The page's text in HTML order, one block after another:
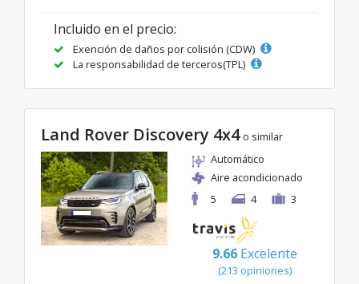
Incluido en el precio:
Exención de daños por colisión (CDW)
La responsabilidad de terceros(TPL)
Land Rover Discovery 4x4 o similar
Automático
Aire acondicionado
5
4 3
9.66 Excelente
(213 opiniones)